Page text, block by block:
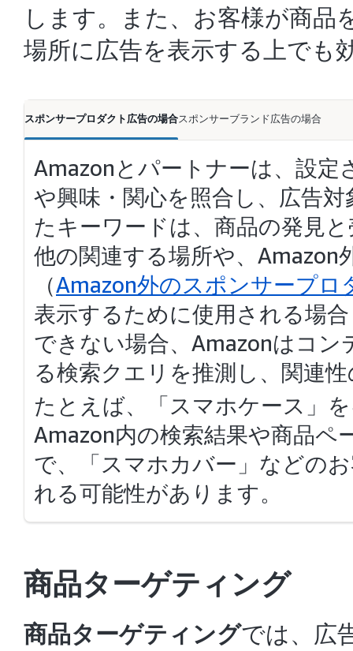
します。また、お客様が商品
場所に広告を表示する上でも
スポンサープロダクト広告の場合スポンサーブランド広告の場合
Amazonとパートナーは、設定
や興味・関心を照合し、広告
たキーワードは、商品の発見
他の関連する場所や、
（Amazon外のスポンサープロ
表示するために使用される場
できない場合、Amazonはコ
る検索クエリを推測し、関連
たとえば、「スマホケース」
Amazon内の検索結果や商品ペ
で、「スマホカバー」などの
れる可能性があります。
商品ターゲティング
商品ターゲティングでは、広